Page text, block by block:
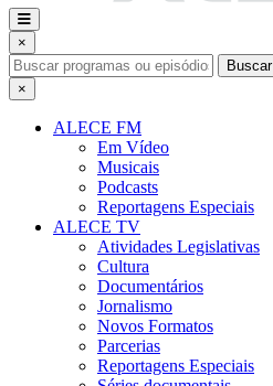
×
Buscar
×
ALECE FM
Em Vídeo
Musicais
Podcasts
Reportagens Especiais
ALECE TV
Atividades Legislativas
Cultura
Documentários
Jornalismo
Novos Formatos
Parcerias
Reportagens Especiais